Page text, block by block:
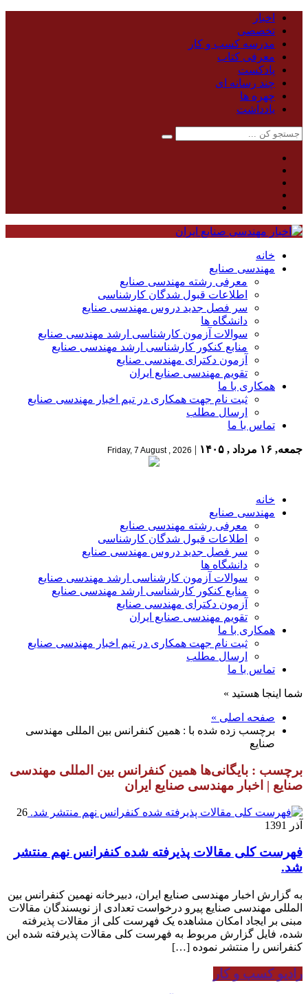
اخبار
تخصصی
مدرسه کسب و کار
معرفی کتاب
پادکست
چند رسانه ای
چهره ها
یادداشت
خانه
مهندسی صنایع
معرفی رشته مهندسی صنایع
اطلاعات قبول شدگان کارشناسی
سر فصل جدید دروس مهندسی صنایع
دانشگاه ها
سوالات آزمون کارشناسی ارشد مهندسی صنایع
منابع کنکور کارشناسی ارشد مهندسی صنایع
آزمون دکترای مهندسی صنایع
تقویم مهندسی صنایع ایران
همکاری با ما
ثبت نام جهت همکاری در تیم اخبار مهندسی صنایع
ارسال مطلب
تماس با ما
جمعه, ۱۶ مرداد , ۱۴۰۵ |
Friday, 7 August , 2026
خانه
مهندسی صنایع
معرفی رشته مهندسی صنایع
اطلاعات قبول شدگان کارشناسی
سر فصل جدید دروس مهندسی صنایع
دانشگاه ها
سوالات آزمون کارشناسی ارشد مهندسی صنایع
منابع کنکور کارشناسی ارشد مهندسی صنایع
آزمون دکترای مهندسی صنایع
تقویم مهندسی صنایع ایران
همکاری با ما
ثبت نام جهت همکاری در تیم اخبار مهندسی صنایع
ارسال مطلب
تماس با ما
شما اینجا هستید »
صفحه اصلی »
برچسب زده شده با : همین کنفرانس بین المللی مهندسی
صنایع
برچسب : بایگانی‌ها همین کنفرانس بین المللی مهندسی
صنایع | اخبار مهندسی صنایع ایران
26
آذر 1391
فهرست کلی مقالات پذیرفته شده کنفرانس نهم منتشر
شد.
به گزارش اخبار مهندسی صنایع ایران، دبیرخانه نهمین کنفرانس بین
المللی مهندسی صنایع پیرو درخواست تعدادی از نویسندگان مقالات
مبنی بر ایجاد امکان مشاهده یک فهرست کلی از مقالات پذیرفته
شده، فایل گزارش مربوط به فهرست کلی مقالات پذیرفته شده این
کنفرانس را منتشر نموده […]
رادیو کسب و کار